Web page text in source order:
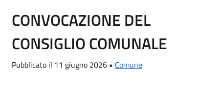
CONVOCAZIONE DEL
CONSIGLIO COMUNALE
Pubblicato il 11 giugno 2026 • Comune